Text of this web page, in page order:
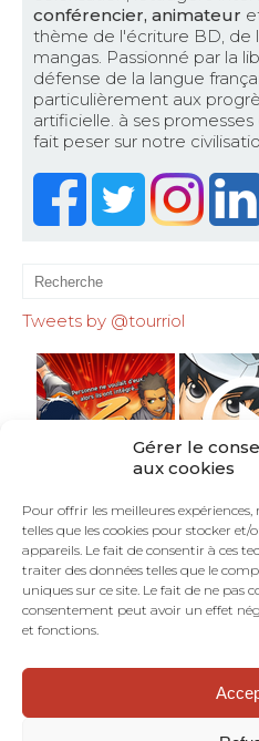
Gérer le
aux cookies
Pour offrir les meilleures
telles que les cookies pour stocker
appareils. Le fait de consentir à ces
traiter des données telles que le
uniques sur ce site. Le fait de ne pas
consentement peut avoir un effet
et fonctions.
conférencier, animateur
thème de l'écriture BD, de
mangas. Passionné par la
défense de la langue
particulièrement aux
artificielle. à ses
fait peser sur notre
Tweets by @tourriol
©TOURRIOL.COM - En